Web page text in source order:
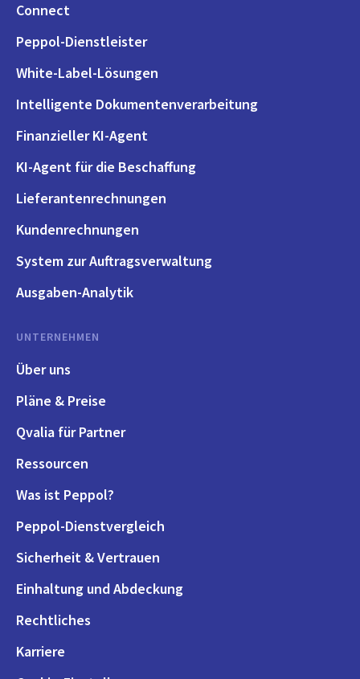
Connect
Peppol-Dienstleister
White-Label-Lösungen
Intelligente Dokumentenverarbeitung
Finanzieller KI-Agent
KI-Agent für die Beschaffung
Lieferantenrechnungen
Kundenrechnungen
System zur Auftragsverwaltung
Ausgaben-Analytik
UNTERNEHMEN
Über uns
Pläne & Preise
Qvalia für Partner
Ressourcen
Was ist Peppol?
Peppol-Dienstvergleich
Sicherheit & Vertrauen
Einhaltung und Abdeckung
Rechtliches
Karriere